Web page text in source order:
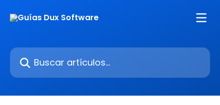
Buscar artículos...